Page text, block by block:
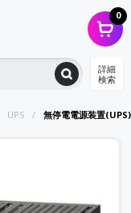
0
詳細
検索
UPS 無停電電源装置(UPS)